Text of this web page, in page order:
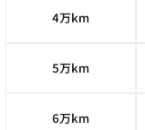
4万km
5万km
6万km